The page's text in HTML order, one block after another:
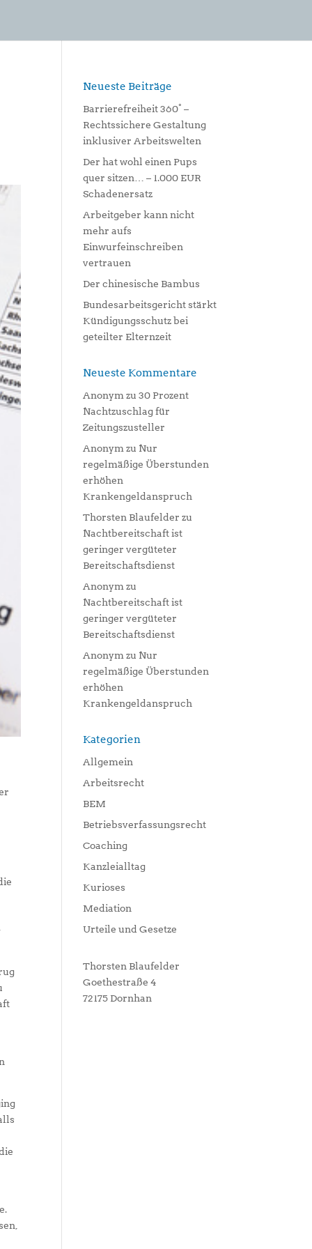
Neueste Beiträge
Barrierefreiheit 360° –
Rechtssichere Gestaltung
inklusiver Arbeitswelten
Der hat wohl einen Pups
quer sitzen… – 1.000 EUR
Schadenersatz
Arbeitgeber kann nicht
mehr aufs
Einwurfeinschreiben
vertrauen
Der chinesische Bambus
Bundesarbeitsgericht stärkt
Kündigungsschutz bei
geteilter Elternzeit
Neueste Kommentare
Anonym zu30 Prozent
Nachtzuschlag für
Zeitungszusteller
Anonym zu Nur
regelmäßige Überstunden
erhöhen
Krankengeldanspruch
Thorsten Blaufelder zu
Nachtbereitschaft ist
geringer vergüteter
Bereitschaftsdienst
Anonym zu
Nachtbereitschaft ist
geringer vergüteter
Bereitschaftsdienst
Anonym zu Nur
regelmäßige Überstunden
erhöhen
Krankengeldanspruch
Kategorien
Allgemein
Arbeitsrecht
BEM
Betriebsverfassungsrecht
Coaching
Kanzleialltag
Kurioses
Mediation
Urteile und Gesetze
Thorsten Blaufelder
Goethestraße 4
72175 Dornhan